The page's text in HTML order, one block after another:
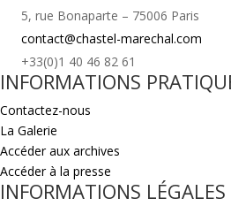
5, rue Bonaparte – 75006 Paris
contact@chastel-marechal.com
+33(0)1 40 46 82 61
INFORMATIONS
Contactez-nous
La Galerie
Accéder aux archives
Accéder à la presse
INFORMATIONS LÉGALES